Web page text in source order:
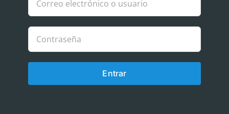
Política de privacidad
Entrar